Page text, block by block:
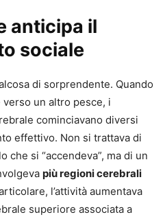
anticipa il
sociale
di sorprendente. Quando
un altro pesce, i
cominciavano diversi
effettivo. Non si trattava di
che si “accendeva”, ma di un
più regioni cerebrali
l’attività aumentava
superiore associata a